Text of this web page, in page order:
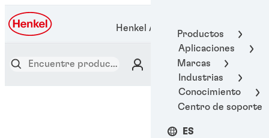
Productos
Aplicaciones
Marcas
Industrias
Conocimiento
Centro de soporte
ES
Henkel Adhesive Technologies